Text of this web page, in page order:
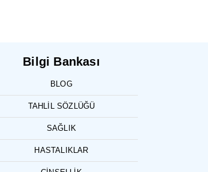
Bilgi Bankası
BLOG
TAHLIL SÖZLÜĞÜ
SAĞLIK
HASTALIKLAR